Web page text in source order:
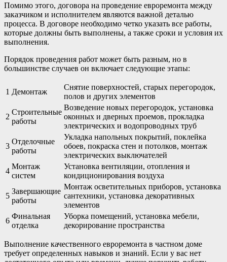
Помимо этого, договора на проведение евроремонта между
заказчиком и исполнителем являются важной деталью
процесса. В договоре необходимо четко указать все работы,
которые должны быть выполнены, а также сроки и условия их
выполнения.
Порядок проведения работ может быть разным, но в
большинстве случаев он включает следующие этапы:
1 Демонтаж
Снятие поверхностей, старых перегородок,
полов и других элементов
2
Строительные
работы
Возведение новых перегородок, установка
оконных и дверных проемов, прокладка
электрических и водопроводных труб
3
Отделочные
работы
Укладка напольных покрытий, поклейка
обоев, покраска стен и потолков, монтаж
электрических выключателей
4
Монтаж
систем
Установка вентиляции, отопления и
кондиционирования воздуха
5
Завершающие
работы
Монтаж осветительных приборов, установка
сантехники, установка декоративных
элементов
6
Финальная
отделка
Уборка помещений, установка мебели,
декорирование пространства
Выполнение качественного евроремонта в частном доме
требует определенных навыков и знаний. Если у вас нет